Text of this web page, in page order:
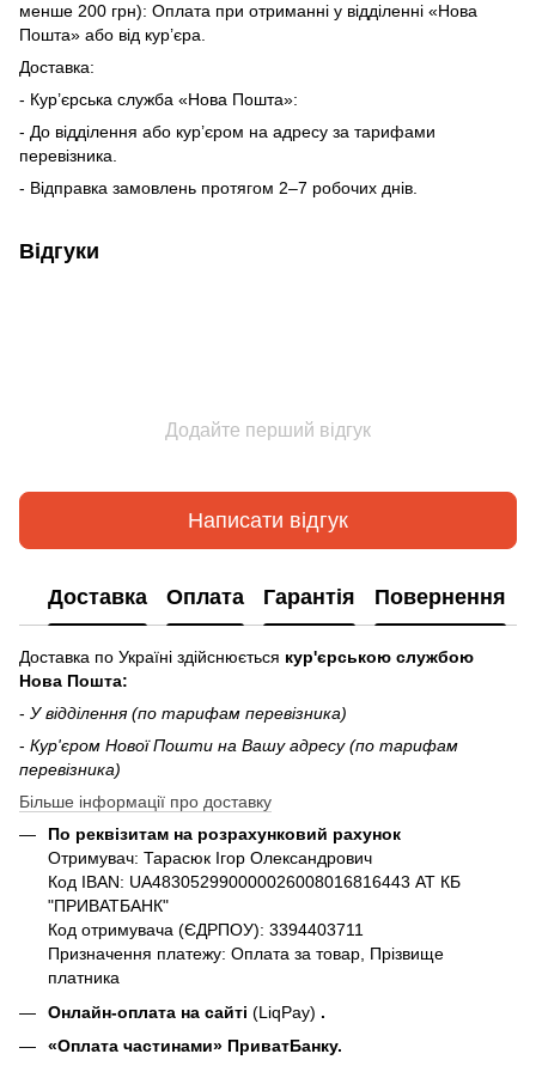
менше 200 грн): Оплата при отриманні у відділенні «Нова
Пошта» або від кур’єра.
Доставка:
- Кур’єрська служба «Нова Пошта»:
- До відділення або кур’єром на адресу за тарифами
перевізника.
- Відправка замовлень протягом 2–7 робочих днів.
Відгуки
Додайте перший відгук
Написати відгук
Доставка Оплата Гарантія Повернення
Доставка по Україні здійснюється кур'єрською службою
Нова Пошта:
- У відділення (по тарифам перевізника)
- Кур'єром Нової Пошти на Вашу адресу (по тарифам
перевізника)
Більше інформації про доставку
По реквізитам на розрахунковий рахунок
Отримувач: Тарасюк Ігор Олександрович
Код IBAN: UA483052990000026008016816443 АТ КБ
"ПРИВАТБАНК"
Код отримувача (ЄДРПОУ): 3394403711
Призначення платежу: Оплата за товар, Прізвище
платника
Онлайн-оплата на сайті (LiqPay) .
«Оплата частинами» ПриватБанку.